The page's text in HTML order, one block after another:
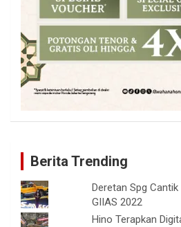
Berita Trending
Deretan Spg
GIIAS 2022
Hino Terapkan